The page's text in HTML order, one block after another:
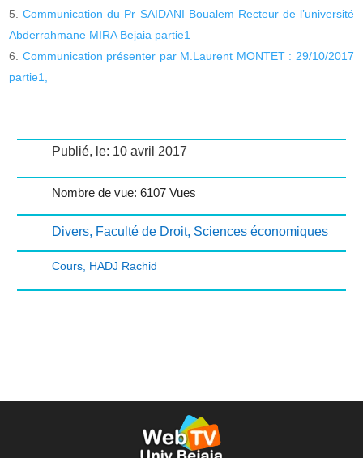
Communication du Pr SAIDANI Boualem Recteur de l’université
Abderrahmane MIRA Bejaia partie1
Communication présenter par M.Laurent MONTET : 29/10/2017
partie1,
Publié, le: 10 avril 2017
Nombre de vue: 6107 Vues
Divers, Faculté de Droit, Sciences économiques
Cours, HADJ Rachid